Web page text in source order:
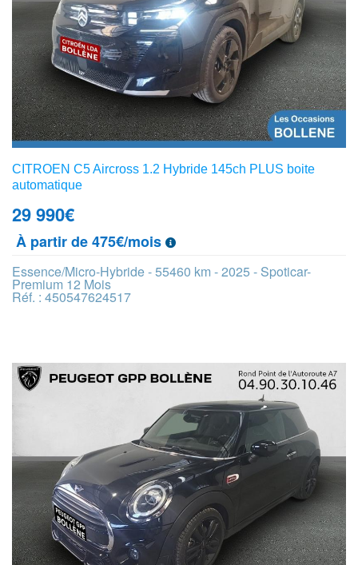
CITROEN C5 Aircross 1.2 Hybride 145ch PLUS boite
automatique
29 990€
À partir de 475€/mois
Essence/Micro-Hybride - 55460 km - 2025 - Spoticar-
Premium 12 Mois
Réf. : 450547624517